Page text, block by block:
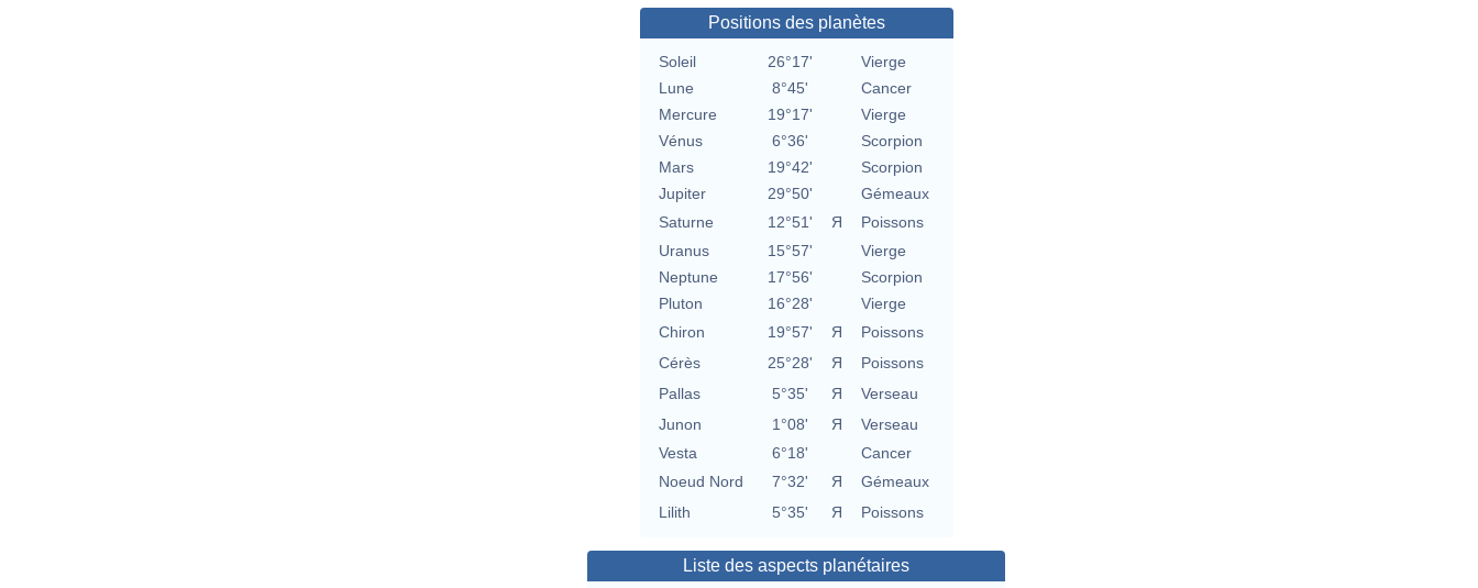
Positions des planètes
Soleil 26°17'
Vierge
Lune
8°45'
Cancer
Mercure
19°17'
Vierge
Vénus
6°36'
Scorpion
Mars
19°42'
Scorpion
Jupiter
29°50'
Gémeaux
Saturne
12°51' Я
Poissons
Uranus
15°57'
Vierge
Neptune
17°56'
Scorpion
Pluton
16°28'
Vierge
Chiron
19°57' Я
Poissons
Cérès
25°28' Я
Poissons
Pallas
5°35' Я
Verseau
Junon
1°08' Я
Verseau
Vesta
6°18'
Cancer
Noeud Nord
7°32' Я
Gémeaux
Lilith
5°35' Я Poissons
Liste des aspects planétaires